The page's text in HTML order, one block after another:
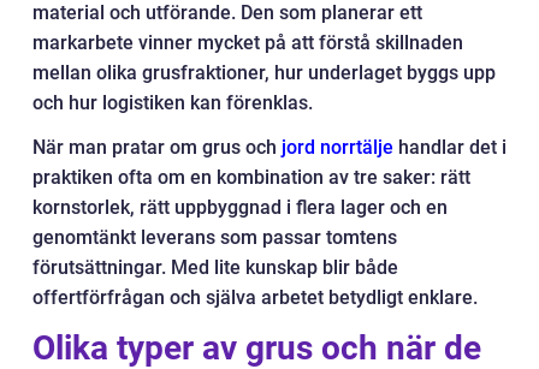
material och utförande. Den som planerar ett
markarbete vinner mycket på att förstå skillnaden
mellan olika grusfraktioner, hur underlaget byggs upp
och hur logistiken kan förenklas.
När man pratar om grus och jord norrtälje handlar det i
praktiken ofta om en kombination av tre saker: rätt
kornstorlek, rätt uppbyggnad i flera lager och en
genomtänkt leverans som passar tomtens
förutsättningar. Med lite kunskap blir både
offertförfrågan och själva arbetet betydligt enklare.
Olika typer av grus och när de